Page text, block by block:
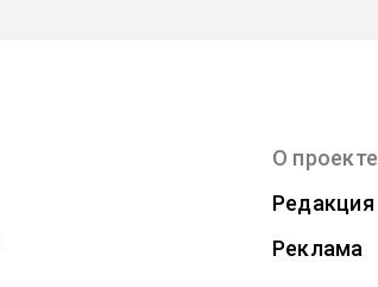
О проекте
Редакция
Реклама